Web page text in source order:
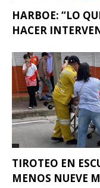
HARBOE: “LO
HACER
TIROTEO EN
MENOS NUEVE